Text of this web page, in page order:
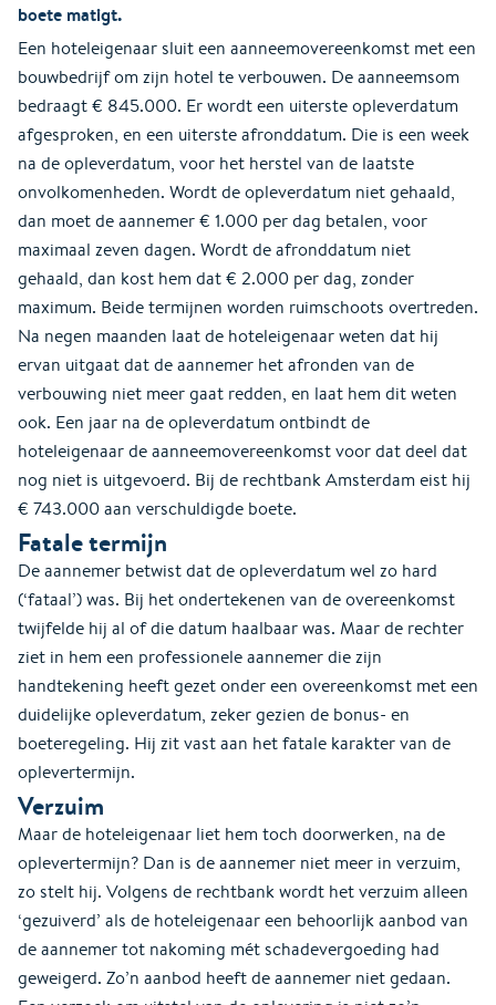
boete matigt.
Een hoteleigenaar sluit een aanneemovereenkomst met een
bouwbedrijf om zijn hotel te verbouwen. De aanneemsom
bedraagt € 845.000. Er wordt een uiterste opleverdatum
afgesproken, en een uiterste afronddatum. Die is een week
na de opleverdatum, voor het herstel van de laatste
onvolkomenheden. Wordt de opleverdatum niet gehaald,
dan moet de aannemer € 1.000 per dag betalen, voor
maximaal zeven dagen. Wordt de afronddatum niet
gehaald, dan kost hem dat € 2.000 per dag, zonder
maximum. Beide termijnen worden ruimschoots overtreden.
Na negen maanden laat de hoteleigenaar weten dat hij
ervan uitgaat dat de aannemer het afronden van de
verbouwing niet meer gaat redden, en laat hem dit weten
ook. Een jaar na de opleverdatum ontbindt de
hoteleigenaar de aanneemovereenkomst voor dat deel dat
nog niet is uitgevoerd. Bij de rechtbank Amsterdam eist hij
€ 743.000 aan verschuldigde boete.
Fatale termijn
De aannemer betwist dat de opleverdatum wel zo hard
(‘fataal’) was. Bij het ondertekenen van de overeenkomst
twijfelde hij al of die datum haalbaar was. Maar de rechter
ziet in hem een professionele aannemer die zijn
handtekening heeft gezet onder een overeenkomst met een
duidelijke opleverdatum, zeker gezien de bonus- en
boeteregeling. Hij zit vast aan het fatale karakter van de
oplevertermijn.
Verzuim
Maar de hoteleigenaar liet hem toch doorwerken, na de
oplevertermijn? Dan is de aannemer niet meer in verzuim,
zo stelt hij. Volgens de rechtbank wordt het verzuim alleen
‘gezuiverd’ als de hoteleigenaar een behoorlijk aanbod van
de aannemer tot nakoming mét schadevergoeding had
geweigerd. Zo’n aanbod heeft de aannemer niet gedaan.